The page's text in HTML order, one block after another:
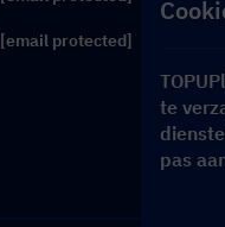
[email protected]
te
pas